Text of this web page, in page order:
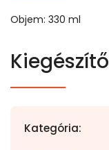
Objem: 330 ml
Kategória: